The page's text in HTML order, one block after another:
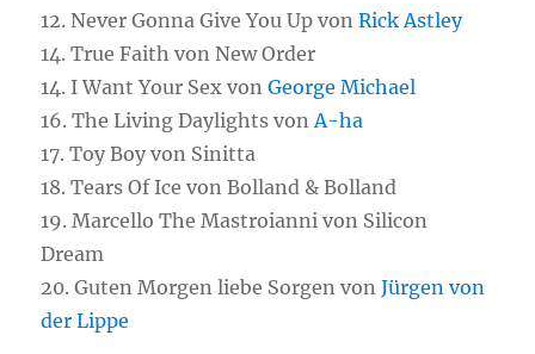
12. Never Gonna Give You Up vonRick Astley
14. True Faith von New Order
14. I Want Your Sex vonGeorge Michael
16. The Living Daylights vonA-ha
17. Toy Boy von Sinitta
18. Tears Of Ice von Bolland & Bolland
19. Marcello The Mastroianni von Silicon
Dream
20. Guten Morgen liebe Sorgen vonJürgen von
der Lippe